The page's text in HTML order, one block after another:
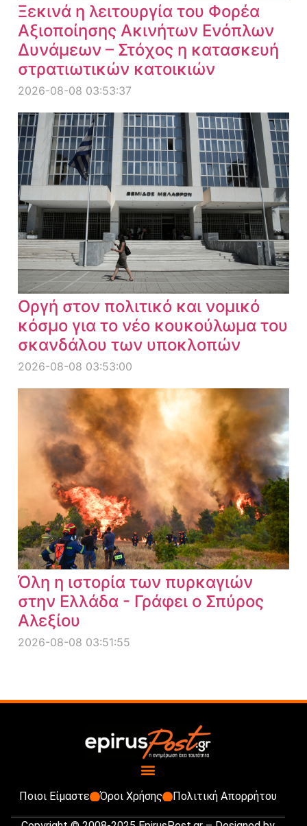
Ξεκινά η λειτουργία του Φορέα
Αξιοποίησης Ακινήτων Ενόπλων
Δυνάμεων – Στόχος η κατασκευή
στρατιωτικών κατοικιών
2026-08-08 03:53:37
Οργή στον πολιτικό και νομικό
κόσμο για το νέο κουκούλωμα του
σκανδάλου των υποκλοπών
2026-08-08 03:53:00
Όλη η ιστορία των πυρκαγιών
στην Ελλάδα - Γράφει ο Σπύρος
Αλεξίου
2026-08-08 03:51:55
Ποιοι Είμαστε Όροι Χρήσης Πολιτική Απορρήτου